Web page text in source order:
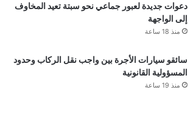
دعوات جديدة لعبور جماعي نحو سبتة تعيد المخاوف
إلى الواجهة
منذ 18 ساعة
سائقو سيارات الأجرة بين واجب نقل الركاب وحدود
المسؤولية القانونية
منذ 19 ساعة